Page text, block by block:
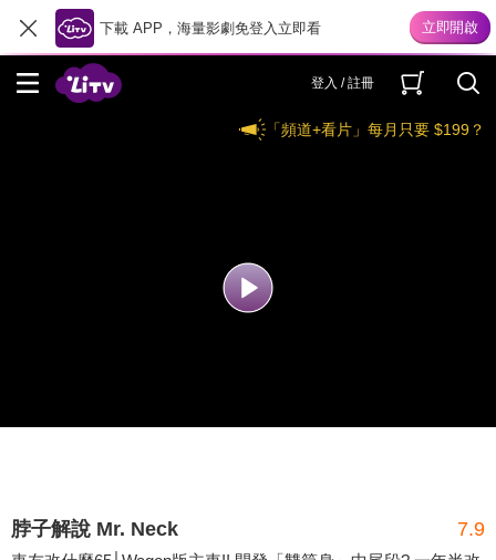
下載 APP，海量影劇免登入立即看
登入 / 註冊
「頻道+看片」每月只要 $199？
脖子解說 Mr. Neck 7.9